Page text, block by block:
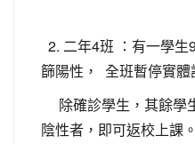
2. 二年4班 ：有一學
篩陽性， 全班暫停實體
除確診學生，其餘學
陰性者，即可返校上課。